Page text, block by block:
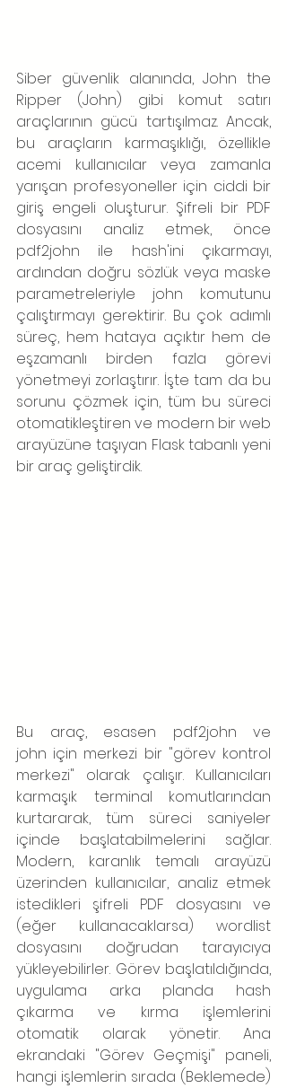
Siber güvenlik alanında, John the
Ripper (John) gibi komut satırı
araçlarının gücü tartışılmaz. Ancak,
bu araçların karmaşıklığı, özellikle
acemi kullanıcılar veya zamanla
yarışan profesyoneller için ciddi bir
giriş engeli oluşturur. Şifreli bir PDF
dosyasını analiz etmek, önce
pdf2john ile hash'ini çıkarmayı,
ardından doğru sözlük veya maske
parametreleriyle john komutunu
çalıştırmayı gerektirir. Bu çok adımlı
süreç, hem hataya açıktır hem de
eşzamanlı birden fazla görevi
yönetmeyi zorlaştırır. İşte tam da bu
sorunu çözmek için, tüm bu süreci
otomatikleştiren ve modern bir web
arayüzüne taşıyan Flask tabanlı yeni
bir araç geliştirdik.
Bu araç, esasen pdf2john ve
john için merkezi bir "görev kontrol
merkezi" olarak çalışır. Kullanıcıları
karmaşık terminal komutlarından
kurtararak, tüm süreci saniyeler
içinde başlatabilmelerini sağlar.
Modern, karanlık temalı arayüzü
üzerinden kullanıcılar, analiz etmek
istedikleri şifreli PDF dosyasını ve
(eğer kullanacaklarsa) wordlist
dosyasını doğrudan tarayıcıya
yükleyebilirler. Görev başlatıldığında,
uygulama arka planda hash
çıkarma ve kırma işlemlerini
otomatik olarak yönetir. Ana
ekrandaki "Görev Geçmişi" paneli,
hangi işlemlerin sırada (Beklemede)